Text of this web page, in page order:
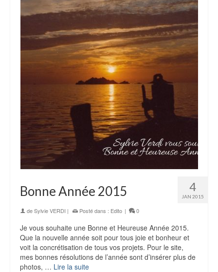
4
JAN 2015
Bonne Année 2015
deSylvie VERDI | Posté dans : Edito | 0
Je vous souhaite une Bonne et Heureuse Année 2015.
Que la nouvelle année soit pour tous joie et bonheur et
voit la concrétisation de tous vos projets. Pour le site,
mes bonnes résolutions de l’année sont d’insérer plus de
photos, … Lire la suite